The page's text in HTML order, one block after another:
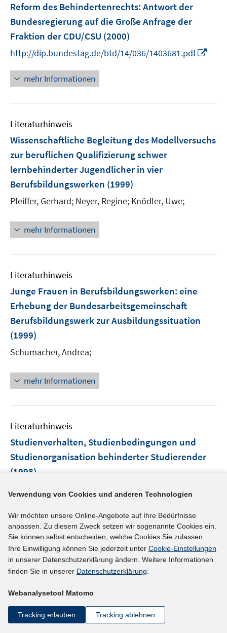
Reform des Behindertenrechts: Antwort der
Bundesregierung auf die Große Anfrage der
Fraktion der CDU/CSU (2000)
http://dip.bundestag.de/btd/14/036/1403681.pdf
u
F
n
mehr Informationen
Literaturhinweis
Wissenschaftliche Begleitung des Modellversuchs
zur beruflichen Qualifizierung schwer
lernbehinderter Jugendlicher in vier
Berufsbildungswerken (1999)
Pfeiffer, Gerhard; Neyer, Regine; Knödler, Uwe;
mehr Informationen
Literaturhinweis
Junge Frauen in Berufsbildungswerken: eine
Erhebung der Bundesarbeitsgemeinschaft
Berufsbildungswerk zur Ausbildungssituation
(1999)
Schumacher, Andrea;
mehr Informationen
Literaturhinweis
Studienverhalten, Studienbedingungen und
Studienorganisation behinderter Studierender
(1998)
mehr Informationen
Literaturhinweis
Über die große Schwelle:junge Menschen mit
Behinderungen auf dem Weg von der Schule in
Arbeit und Gesellschaft(1997)
Ellger-Rüttgardt, Sieglind;Blumenthal, Wolfgang;
Verwendung von Cookies und anderen Technologien
Wir möchten unsere Online-Angebote auf Ihre Bedürfnisse
anpassen. Zu diesem Zweck setzen wir sogenannte Cookies ein.
Sie können selbst entscheiden, welche Cookies Sie zulassen.
Ihre Einwilligung können Sie jederzeit unter Cookie-Einstellungen
in unserer Datenschutzerklärung ändern. Weitere Informationen
finden Sie in unserer Datenschutzerklärung.
Webanalysetool Matomo
Tracking erlauben Tracking ablehnen